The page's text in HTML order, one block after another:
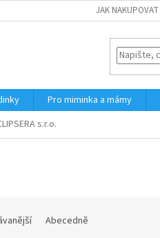
JAK NAKUPOVAT
Pro miminka a mámy
s.r.o.
Abecedně